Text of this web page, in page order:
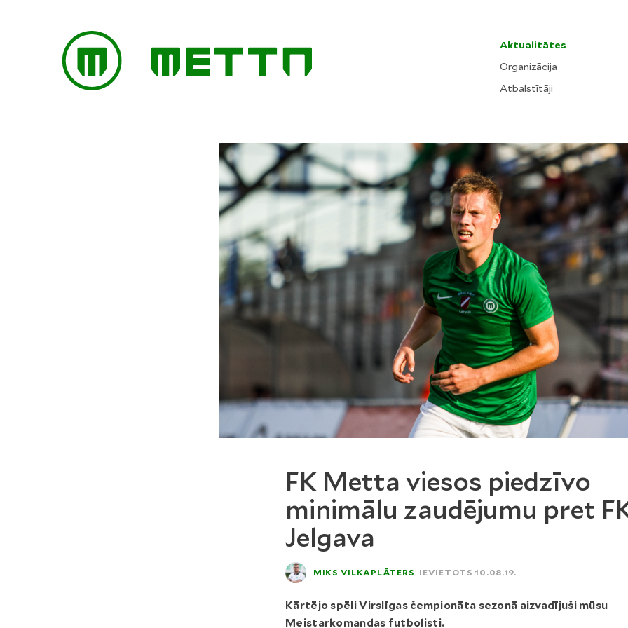
Aktualitātes
Organizācija
Atbalstītāji
FK Metta viesos piedzīvo
minimālu zaudējumu pret
Jelgava
MIKS VILKAPLĀTERS IEVIETOTS 10.08.19.
Kārtējo spēli Virslīgas čempionāta sezonā aizvadījuši mūsu
Meistarkomandas futbolisti.